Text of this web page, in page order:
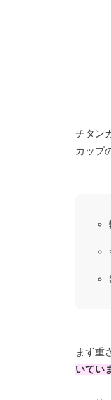
チタン
カップ
まず重
いてい